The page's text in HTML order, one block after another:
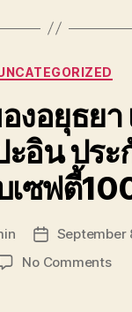
Categories
งอยุธยา
ะอิน ปร
เซฟตี้
Post
date
September
No Commentson